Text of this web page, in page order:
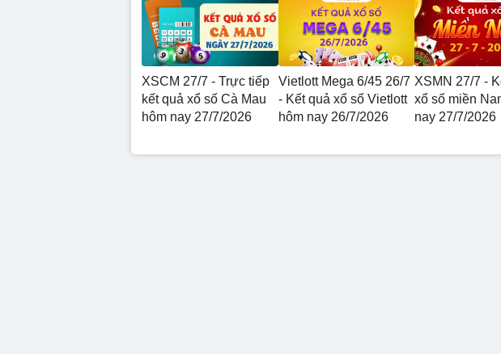
XSCM 27/7 - Trực tiếp
kết quả xổ số Cà Mau
hôm nay 27/7/2026
Vietlott Mega 6/45 26/7
- Kết quả xổ số Vietlott
hôm nay 26/7/2026
XSMN 27/7 -
xổ số miền
nay 27/7/2026